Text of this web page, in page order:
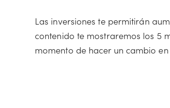
Las inversiones te permitirán
contenido te mostraremos los 5
momento de hacer un cambio